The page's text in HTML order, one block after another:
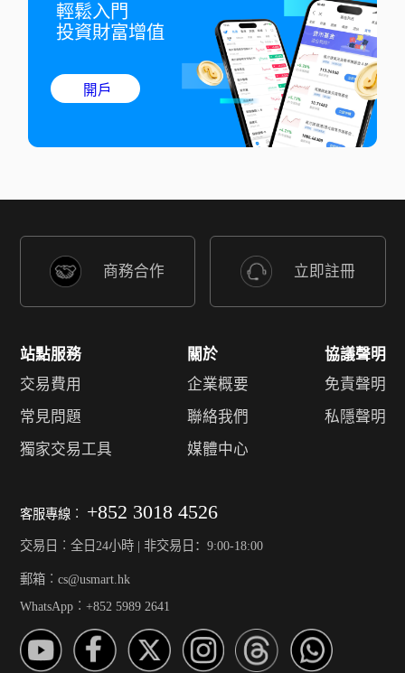
輕鬆入門
投資財富增值
開戶
商務合作 立即註冊
站點服務
交易費用
常見問題
獨家交易工具
關於
企業概要
聯絡我們
媒體中心
協議聲明
免責聲明
私隱聲明
客服專線︰ +852 3018 4526
交易日︰全日24小時 | 非交易日：9:00-18:00
郵箱︰cs@usmart.hk
WhatsApp︰+852 5989 2641